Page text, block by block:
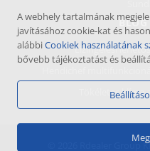
Lízingelési
Tökéletes klíma
© 2026 Rdealer Group
A webhely tartalmának
javításához cookie-kat és
alábbiCookiek használatának
bővebb tájékoztatást és